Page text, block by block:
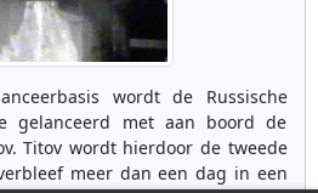
wordt de Russische
gelanceerd met aan boord de
Titov wordt hierdoor de tweede
meer dan een dag in een